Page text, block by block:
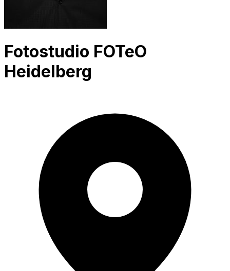
Fotostudio FOTeO
Heidelberg